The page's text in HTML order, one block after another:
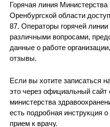
Горячая линия Министерства
Оренбургской области
87. Операторы горячей
различными вопросами,
данные о работе
отзывы.
Если вы хотите записаться
это через официальный сайт
министерства
есть подробная инструкция
прием к врачу.